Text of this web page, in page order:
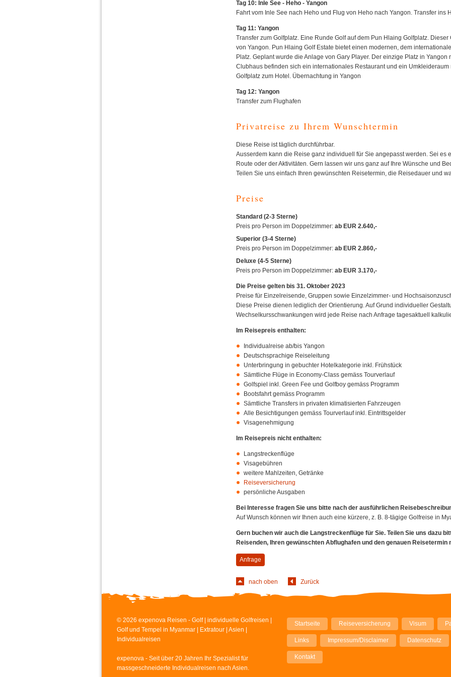
Tag 10: Inle See - Heho - Yangon
Fahrt vom Inle See nach Heho und Flug von Heho nach Yangon. Transfer ins
Tag 11: Yangon
Transfer zum Golfplatz. Eine Runde Golf auf dem Pun Hlaing Golfplatz.
von Yangon. Pun Hlaing Golf Estate bietet einen modernen, dem
Platz. Geplant wurde die Anlage von Gary Player. Der einzige Platz in
Clubhaus befinden sich ein internationales Restaurant und ein
Golfplatz zum Hotel. Übernachtung in Yangon
Tag 12: Yangon
Transfer zum Flughafen
Privatreise zu Ihrem Wunschtermin
Diese Reise ist täglich durchführbar.
Ausserdem kann die Reise ganz individuell für Sie angepasst werden. Sei es
Route oder der Aktivitäten. Gern lassen wir uns ganz auf Ihre Wünsche und
Teilen Sie uns einfach Ihren gewünschten Reisetermin, die Reisedauer und
Preise
Standard (2-3 Sterne)
Preis pro Person im Doppelzimmer: ab EUR 2.640,-
Superior (3-4 Sterne)
Preis pro Person im Doppelzimmer: ab EUR 2.860,-
Deluxe (4-5 Sterne)
Preis pro Person im Doppelzimmer: ab EUR 3.170,-
Die Preise gelten bis 31. Oktober 2023
Preise für Einzelreisende, Gruppen sowie Einzelzimmer- und
Diese Preise dienen lediglich der Orientierung. Auf Grund individueller
Wechselkursschwankungen wird jede Reise nach Anfrage tagesaktuell
Im Reisepreis enthalten:
Individualreise ab/bis Yangon
Deutschsprachige Reiseleitung
Unterbringung in gebuchter Hotelkategorie inkl. Frühstück
Sämtliche Flüge in Economy-Class gemäss Tourverlauf
Golfspiel inkl. Green Fee und Golfboy gemäss Programm
Bootsfahrt gemäss Programm
Sämtliche Transfers in privaten klimatisierten Fahrzeugen
Alle Besichtigungen gemäss Tourverlauf inkl. Eintrittsgelder
Visagenehmigung
Im Reisepreis nicht enthalten:
Langstreckenflüge
Visagebühren
weitere Mahlzeiten, Getränke
Reiseversicherung
persönliche Ausgaben
Bei Interesse fragen Sie uns bitte nach der ausführlichen
Auf Wunsch können wir Ihnen auch eine kürzere, z. B. 8-tägige Golfreise in
Gern buchen wir auch die Langstreckenflüge für Sie. Teilen Sie uns dazu
Reisenden, Ihren gewünschten Abflughafen und den genauen Reisetermin
Anfrage
nach oben Zurück
© 2026 expenova Reisen - Golf | individuelle Golfreisen |
Golf und Tempel in Myanmar | Extratour | Asien |
Individualreisen
expenova - Seit über 20 Jahren Ihr Spezialist für
massgeschneiderte Individualreisen nach Asien.
Navigation
überspringen
Startseite Reiseversicherung Visum
Links Impressum/Disclaimer Datenschutz
Kontakt